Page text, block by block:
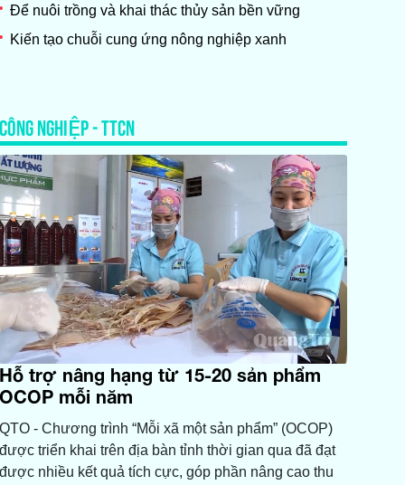
Để nuôi trồng và khai thác thủy sản bền vững
Kiến tạo chuỗi cung ứng nông nghiệp xanh
NGHIỆP - TTCN
trợ nâng hạng từ 15-20 sản phẩm
mỗi năm
- Chương trình “Mỗi xã một sản phẩm” (OCOP)
triển khai trên địa bàn tỉnh thời gian qua đã đạt
nhiều kết quả tích cực, góp phần nâng cao thu